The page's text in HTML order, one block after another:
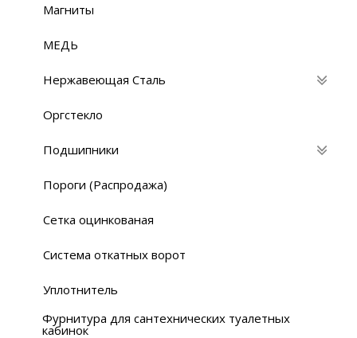
Магниты
МЕДЬ
Нержавеющая Сталь
Оргстекло
Подшипники
Пороги (Распродажа)
Сетка оцинкованая
Система откатных ворот
Уплотнитель
Фурнитура для сантехнических туалетных
кабинок